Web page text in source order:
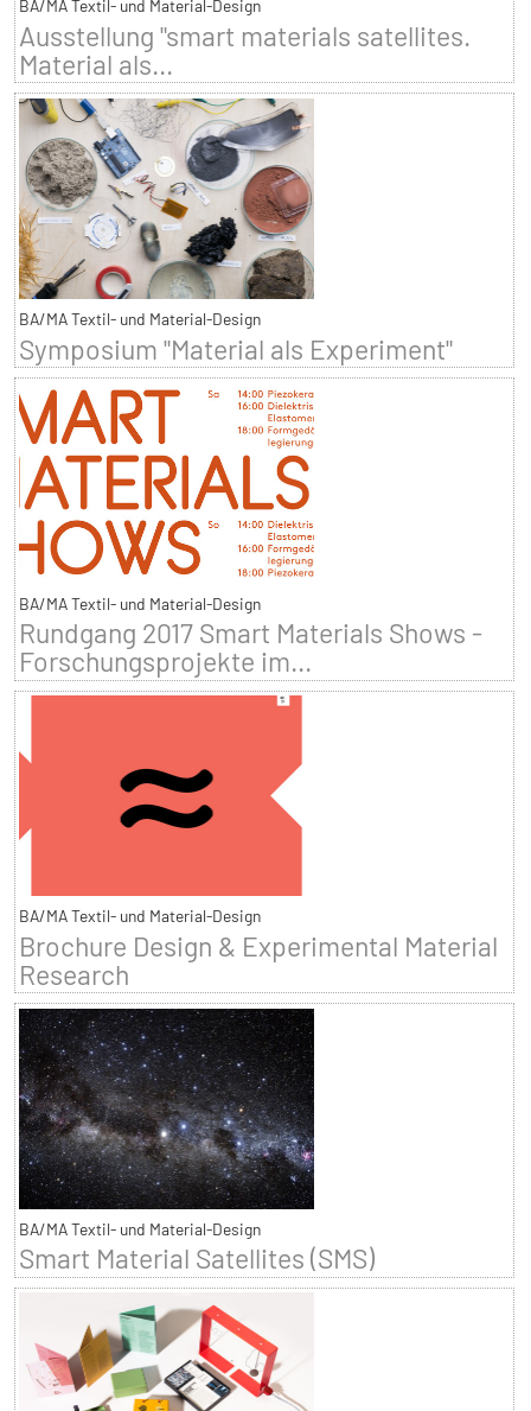
BA/MA Textil- und Material-Design
Ausstellung "smart materials satellites.
Material als...
BA/MA Textil- und Material-Design
Symposium "Material als Experiment"
BA/MA Textil- und Material-Design
Rundgang 2017 Smart Materials Shows -
Forschungsprojekte im...
BA/MA Textil- und Material-Design
Brochure Design & Experimental Material
Research
BA/MA Textil- und Material-Design
Smart Material Satellites (SMS)